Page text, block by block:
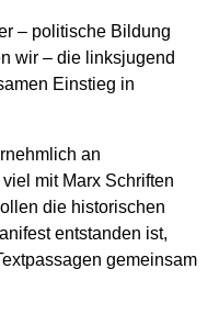
– politische Bildung
wir – die linksjugend
Einstieg in
an
mit Marx Schriften
die historischen
entstanden ist,
gemeinsam